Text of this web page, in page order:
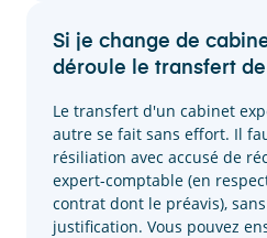
Si je change de
déroule le transfert
Le transfert d'un cabinet
autre se fait sans effort. Il
résiliation avec accusé de
expert-comptable (en
contrat dont le préavis),
justification. Vous pouvez